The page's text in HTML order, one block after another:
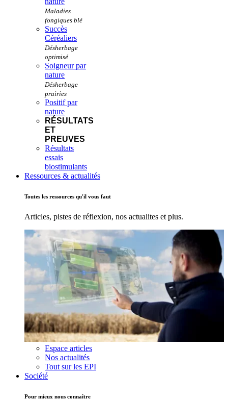
Succès
Céréaliers
Soigneur par
nature
Positif par
nature
RÉSULTATS
ET
PREUVES
Résultats
essais
biostimulants
Ressources & actualités
Toutes les ressources qu'il vous faut
Articles, pistes de réflexion, nos actualites et plus.
Espace articles
Nos actualités
Tout sur les EPI
Société
Pour mieux nous connaître